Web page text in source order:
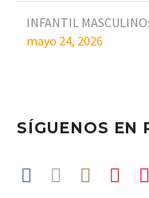
INFANTIL
mayo 24, 2026
SÍGUENOS EN